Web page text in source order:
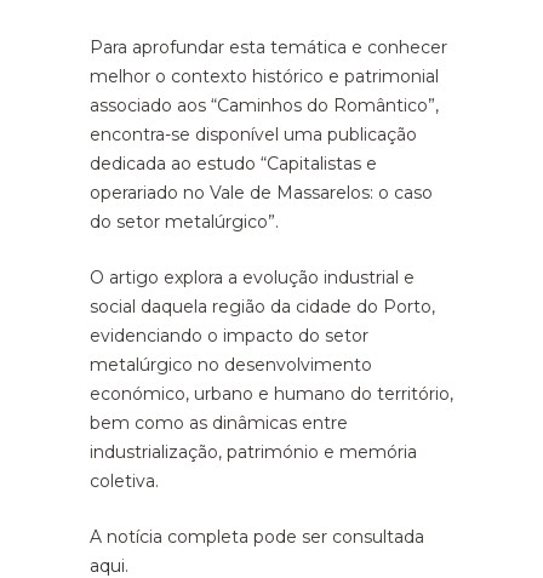
Para aprofundar esta temática e conhecer
melhor o contexto histórico e patrimonial
associado aos “Caminhos do Romântico”,
encontra-se disponível uma publicação
dedicada ao estudo “Capitalistas e
operariado no Vale de Massarelos: o caso
do setor metalúrgico”.
O artigo explora a evolução industrial e
social daquela região da cidade do Porto,
evidenciando o impacto do setor
metalúrgico no desenvolvimento
económico, urbano e humano do território,
bem como as dinâmicas entre
industrialização, património e memória
coletiva.
A notícia completa pode ser consultada
aqui.